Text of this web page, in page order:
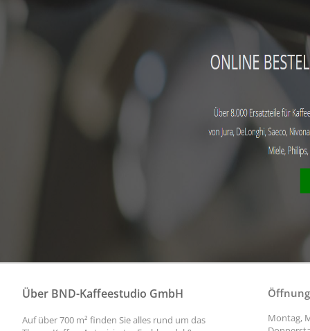
Über BND-Kaffeestudio GmbH
Auf über 700 m² finden Sie alles rund um das
Montag,